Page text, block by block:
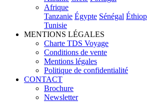
Afrique
Tanzanie Égypte Sénégal
Tunisie
MENTIONS LÉGALES
Charte TDS Voyage
Conditions de vente
Mentions légales
Politique de confidentialité
CONTACT
Brochure
Newsletter